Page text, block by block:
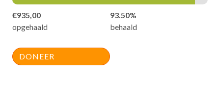
€935,00
opgehaald
93.50%
behaald
DONEER